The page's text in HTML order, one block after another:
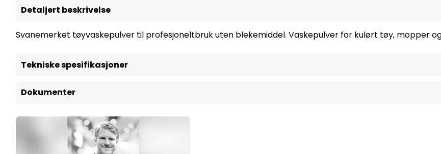
Detaljert beskrivelse
Svanemerket tøyvaskepulver til profesjoneltbruk uten blekemiddel. Vaskepulver for kulørt tøy, mopper
Tekniske spesifikasjoner
Dokumenter